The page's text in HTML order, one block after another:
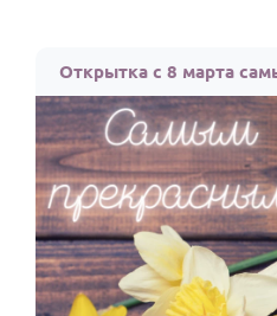
Открытка с 8 марта